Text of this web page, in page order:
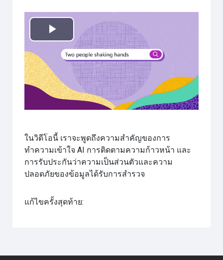
เล่น
วิดีโอ
ในวิดีโอนี้ เราจะพูดถึงความสำคัญของการ
ทำความเข้าใจ AI การติดตามความก้าวหน้า และ
การรับประกันว่าความเป็นส่วนตัวและความ
ปลอดภัยของข้อมูลได้รับการสำรวจ
แก้ไขครั้งสุดท้าย: